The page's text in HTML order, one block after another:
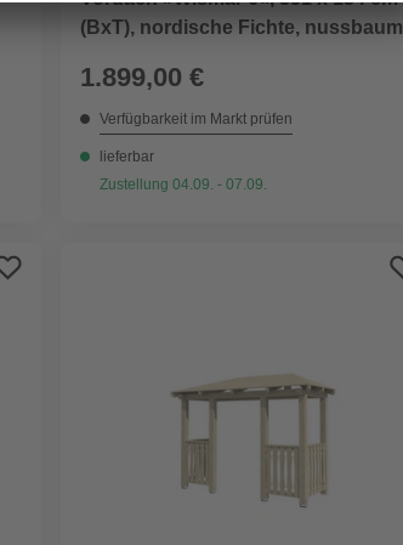
(BxT), nordische Fichte, nussbaum
1.899,00 €
Verfügbarkeit im Markt prüfen
lieferbar
Zustellung 04.09. - 07.09.